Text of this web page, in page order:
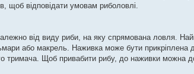
щоб відповідати умовам риболовлі.
від виду риби, на яку спрямована ловля.
або макрель. Наживка може бути прикріплена
тримача. Щоб привабити рибу, до наживки можна